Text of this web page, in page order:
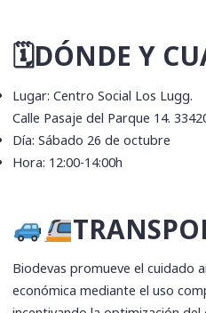
🗓DÓNDE Y
Lugar: Centro Social Los Lugg.
Calle Pasaje del Parque 14.
Día: Sábado 26 de octubre
Hora: 12:00-14:00h
Biodevas promueve el cuidado
económica mediante el uso